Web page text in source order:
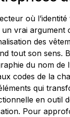
où
vrai argument
des
tout son sens.
du nom de
codes de la
qui
en outil
Pour